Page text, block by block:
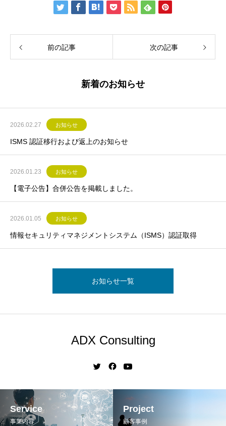
前の記事 次の記事
新着のお知らせ
2026.02.27 お知らせ
ISMS 認証移行および返上のお知らせ
2026.01.23 お知らせ
【電子公告】合併公告を掲載しました。
2026.01.05 お知らせ
情報セキュリティマネジメントシステム（ISMS）認証取得
お知らせ一覧
ADX Consulting
Service
事業内容
Project
顧客事例